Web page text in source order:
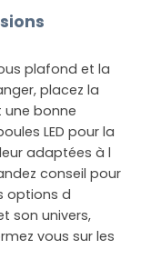
plafond et la
placez la
bonne
LED pour la
adaptées à l
conseil pour
options d
son univers,
vous sur les